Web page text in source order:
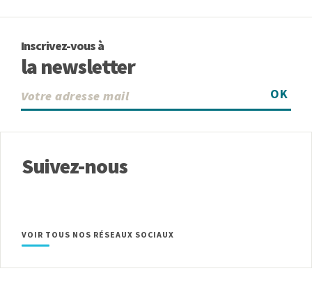
Inscrivez-vous à
la newsletter
OK
Suivez-nous
VOIR TOUS NOS RÉSEAUX SOCIAUX